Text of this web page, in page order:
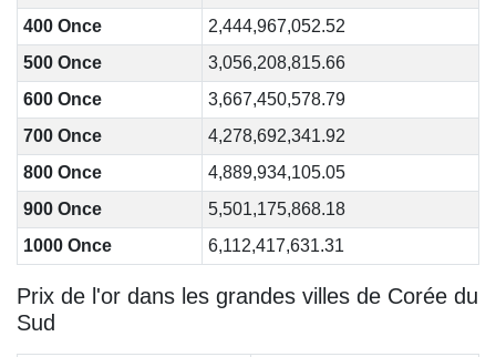
400 Once
2,444,967,052.52
500 Once
3,056,208,815.66
600 Once
3,667,450,578.79
700 Once
4,278,692,341.92
800 Once
4,889,934,105.05
900 Once
5,501,175,868.18
1000 Once
6,112,417,631.31
Prix de l'or dans les grandes villes de Corée du
Sud